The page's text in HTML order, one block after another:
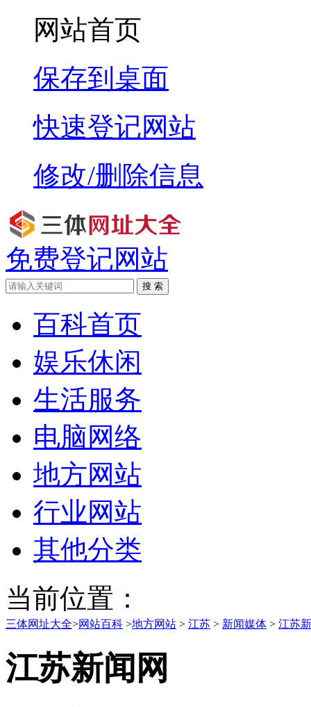
网站首页
保存到桌面
快速登记网站
修改/删除信息
免费登记网站
搜 索
百科首页
娱乐休闲
生活服务
电脑网络
地方网站
行业网站
其他分类
当前位置：
三体网址大全>网站百科 >地方网站 > 江苏 > 新闻媒体 > 江苏
江苏新闻网